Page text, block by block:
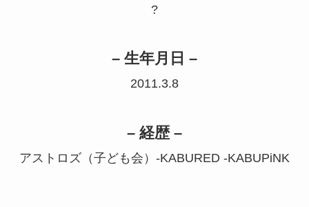
?
– 生年月日 –
2011.3.8
– 経歴 –
アストロズ（子ども会）-KABURED -KABUPiNK